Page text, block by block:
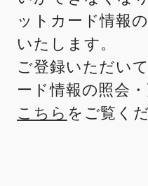
ットカード情報
いたします。
ご登録いただい
ード情報の照会
こちら をご覧く